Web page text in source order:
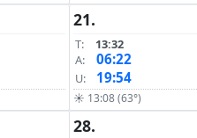
21.
T:
13:32
A:
06:22
U: 19:54
☀ 13:08 (63°)
28.